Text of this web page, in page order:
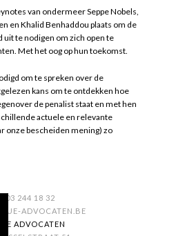
van ondermeer Seppe Nobels,
en Khalid Benhaddou plaats om de
uit te nodigen om zich open te
Met het oog op hun toekomst.
om te spreken over de
kans om te ontdekken hoe
de penalist staat en met hen
actuele en relevante
onze bescheiden mening) zo
03 244 18 32
ADVOCATEN.BE
ADVOCATEN